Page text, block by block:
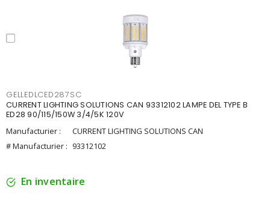
GELLEDLCED287SC
CURRENT LIGHTING SOLUTIONS CAN 93312102 LAMPE DEL TYPE B
ED28 90/115/150W 3/4/5K 120V
Manufacturier :
CURRENT LIGHTING SOLUTIONS CAN
# Manufacturier : 93312102
En inventaire